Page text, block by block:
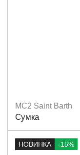
Размеры
MC2 Saint Barth
Сумка
НОВИНКА -15%